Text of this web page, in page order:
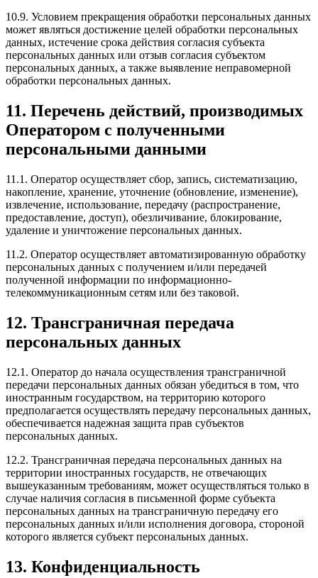
10.9. Условием прекращения обработки персональных данных
может являться достижение целей обработки персональных
данных, истечение срока действия согласия субъекта
персональных данных или отзыв согласия субъектом
персональных данных, а также выявление неправомерной
обработки персональных данных.
11. Перечень действий, производимых
Оператором с полученными
персональными данными
11.1. Оператор осуществляет сбор, запись, систематизацию,
накопление, хранение, уточнение (обновление, изменение),
извлечение, использование, передачу (распространение,
предоставление, доступ), обезличивание, блокирование,
удаление и уничтожение персональных данных.
11.2. Оператор осуществляет автоматизированную обработку
персональных данных с получением и/или передачей
полученной информации по информационно-
телекоммуникационным сетям или без таковой.
12. Трансграничная передача
персональных данных
12.1. Оператор до начала осуществления трансграничной
передачи персональных данных обязан убедиться в том, что
иностранным государством, на территорию которого
предполагается осуществлять передачу персональных данных,
обеспечивается надежная защита прав субъектов
персональных данных.
12.2. Трансграничная передача персональных данных на
территории иностранных государств, не отвечающих
вышеуказанным требованиям, может осуществляться только в
случае наличия согласия в письменной форме субъекта
персональных данных на трансграничную передачу его
персональных данных и/или исполнения договора, стороной
которого является субъект персональных данных.
13. Конфиденциальность